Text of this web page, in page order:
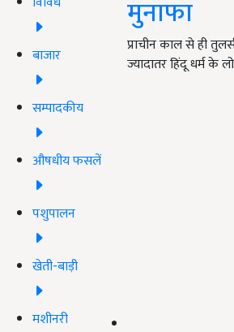
बाजार
सम्पादकीय
औषधीय फसलें
पशुपालन
खेती-बाड़ी
मशीनरी
मुनाफा
प्राचीन काल से ही
ज्यादातर हिंदू धर्म के